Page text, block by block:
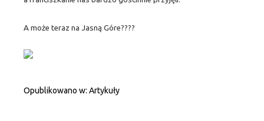
A może teraz na Jasną Góre????
Opublikowano w: Artykuły